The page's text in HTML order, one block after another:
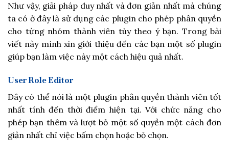
Như vậy, giải pháp duy nhất và đơn giản nhất mà chúng
ta có ở đây là sử dụng các plugin cho phép phân quyền
cho từng nhóm thành viên tùy theo ý bạn. Trong bài
viết này mình xin giới thiệu đến các bạn một số plugin
giúp bạn làm việc này một cách hiệu quả nhất.
User Role Editor
Đây có thể nói là một plugin phân quyền thành viên tốt
nhất tính đến thời điểm hiện tại. Với chức năng cho
phép bạn thêm và lượt bỏ một số quyền một cách đơn
giản nhất chỉ việc bấm chọn hoặc bỏ chọn.